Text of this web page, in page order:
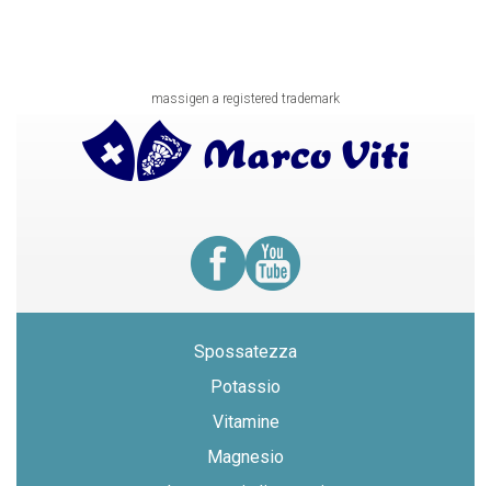
massigen a registered trademark
Spossatezza
Potassio
Vitamine
Magnesio